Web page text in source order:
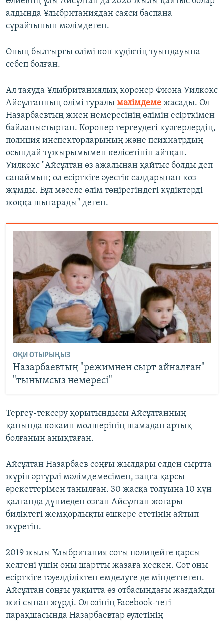
алдында Ұлыбританиядан саяси баспана
сұрайтынын мәлімдеген.
Оның былтырғы өлімі көп күдіктің туындауына
себеп болған.
Ал таяуда Ұлыбританиялық коронер Фиона Уилкокс
Айсұлтанның өлімі туралы мәлімдеме жасады. Ол
Назарбаевтың жиен немересінің өлімін есірткімен
байланыстырған. Коронер тергеудегі куәгерлердің,
полиция инспекторларының және психиатрдың
осындай тұжырымымен келісетінін айтқан.
Уилкокс "Айсұлтан өз ажалынан қайтыс болды деп
санаймын; ол есірткіге әуестік салдарынан көз
жұмды. Бұл мәселе өлім төңірегіндегі күдіктерді
жоққа шығарады" деген.
ОҚИ ОТЫРЫҢЫЗ
Назарбаевтың "режимнен сырт айналған"
"тынымсыз немересі"
Тергеу-тексеру қорытындысы Айсұлтанның
қанында кокаин мөлшерінің шамадан артық
болғанын анықтаған.
Айсұлтан Назарбаев соңғы жылдары елден сыртта
жүріп әртүрлі мәлімдемесімен, заңға қарсы
әрекеттерімен танылған. 30 жасқа толуына 10 күн
қалғанда дүниеден озған Айсұлтан жоғары
биліктегі жемқорлықты әшкере ететінін айтып
жүретін.
2019 жылы Ұлыбритания соты полицейге қарсы
келгені үшін оны шартты жазаға кескен. Сот оны
есірткіге тәуелділіктен емделуге де міндеттеген.
Айсұлтан соңғы уақытта өз отбасындағы жағдайды
жиі сынап жүрді. Ол өзінің Facebook-тегі
парақшасында Назарбаевтар әулетінің